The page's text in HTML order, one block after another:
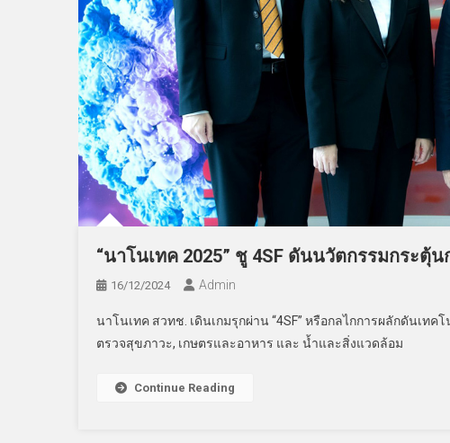
“นาโนเทค 2025” ชู 4SF ดันนวัตกรรมกระตุ้
16/12/2024 Admin
นาโนเทค สวทช. เดินเกมรุกผ่าน “4SF” หรือกลไกการผลักดันเ
ตรวจสุขภาวะ, เกษตรและอาหาร และ น้ำและสิ่งแวดล้อม
Continue Reading